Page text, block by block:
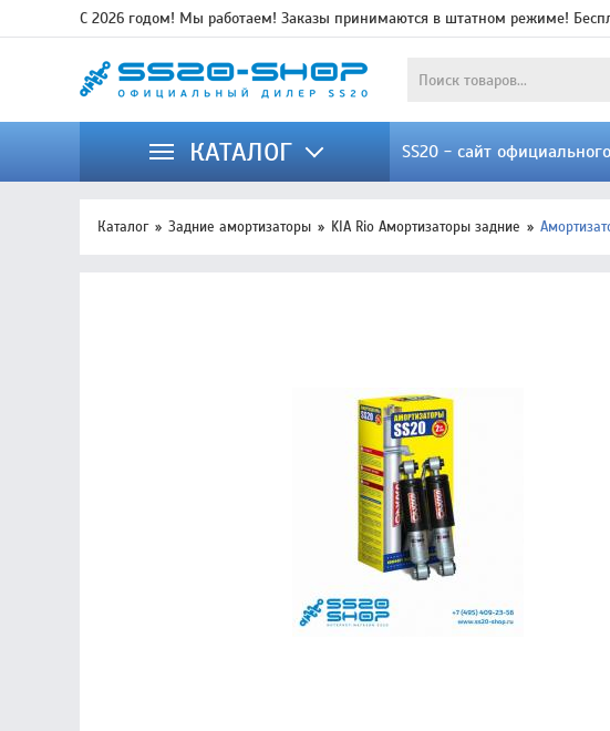
С 2026 годом! Мы работаем! Заказы принимаются в штатном режиме!
КАТАЛОГ SS20 - сайт
Каталог Задние амортизаторы KIA Rio Амортизаторы задние